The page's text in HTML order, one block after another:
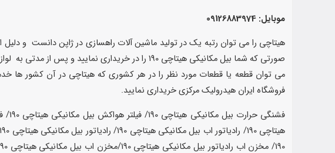
موبایل: 09126883974
هیتاچی را می توان رتبه یک در تولید ماشین آلات راهسازی در ژاپن دانست و
فروشگاه ایران هیدرولیک مرکزی خریداری نمایید.